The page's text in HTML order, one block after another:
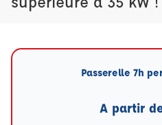
Passerelle 7h
A partir